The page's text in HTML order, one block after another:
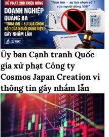
Ủy ban Cạnh tranh Quốc
gia xử phạt Công ty
Cosmos Japan Creation vì
thông tin gây nhầm lẫn